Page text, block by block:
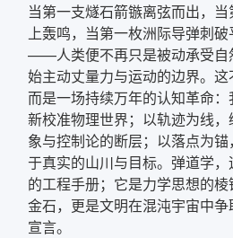
当第一支燧石箭镞离弦而出，
上轰鸣，当第一枚洲际导弹刺
——人类便不再只是被动承受自
始主动丈量力与运动的边界。这
而是一场持续万年的认知革命
新校准物理世界；以轨迹为线
象与控制论的断层；以落点为
于真实的山川与目标。弹道学，
的工程手册；它是力学思想的
金石，更是文明在混沌宇宙中
宣言。